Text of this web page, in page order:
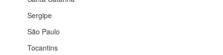
Sergipe
São Paulo
Tocantins